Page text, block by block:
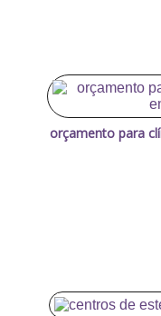
orçamento para